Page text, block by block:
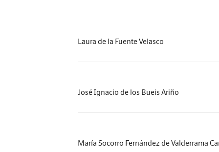
Laura de la Fuente Velasco
José Ignacio de los Bueis Ariño
María Socorro Fernández de Valderrama